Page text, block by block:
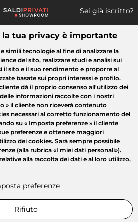
Sei già iscritto?
Casa Bellezza Elettrodomestici
la tua privacy è importante
simili tecnologie al fine di analizzare la
del sito, realizzare studi e analisi sui
il sito e il suo rendimento e proporre al
basate sui propri interessi e profilo.
dà il proprio consenso all'utilizzo dei
informazioni raccolte con i nostri
» il cliente non riceverà contenuto
necessari al corretto funzionamento del
su « Imposta preferenze » il cliente
preferenze e ottenere maggiori
dei cookies. Sarà sempre possibile
(alla rubrica «I miei dati personali»).
alla raccolta dei dati e al loro utilizzo,
preferenze
Rifiuto